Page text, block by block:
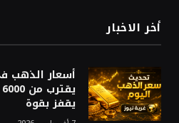
أخر الاخبار
يقفز بقوة